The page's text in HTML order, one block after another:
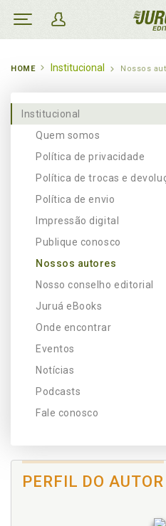
HOME Institucional Nossos
Institucional
Quem somos
Política de privacidade
Política de trocas e
Política de envio
Impressão digital
Publique conosco
Nossos autores
Nosso conselho editorial
Juruá eBooks
Onde encontrar
Eventos
Notícias
Podcasts
Fale conosco
PERFIL DO AUTOR